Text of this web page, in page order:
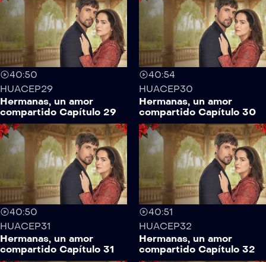
40:50
HUACEP29
Hermanas, un amor
compartido Capítulo 29
40:54
HUACEP30
Hermanas, un amor
compartido Capítulo 30
40:50
HUACEP31
Hermanas, un amor
compartido Capítulo 31
40:51
HUACEP32
Hermanas, un amor
compartido Capítulo 32